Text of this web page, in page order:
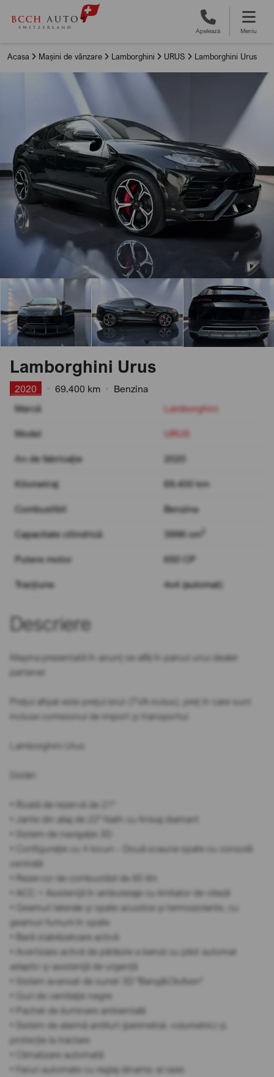
Apelează Meniu
Acasa Mașini de vânzare Lamborghini URUS Lamborghini Urus
Lamborghini Urus
2020 69.400 km
Benzina
Marcă
Lamborghini
Model URUS
An de fabricație 2020
Kilometraj 69.400 km
Combustibil Benzina
Capacitate cilindrică 3996 cm
Putere motor 650 CP
Tracțiune 4x4 (automat)
Descriere
Mașina prezentată în anunț se află în parcul unui dealer
partener.
Prețul afișat este prețul brut (TVA inclus), preț în care sunt
incluse comisionul de import și transportul.
Lamborghini Urus
Dotări:
• Roată de rezervă de 21"
• Jante din aliaj de 22" Nath cu finisaj diamant
• Sistem de navigație 3D
• Configurație cu 4 locuri – Două scaune spate cu consolă
centrală
• Rezervor de combustibil de 85 litri
• ACC + Asistență în ambuteiaje cu limitator de viteză
• Geamuri laterale și spate acustice și termoizolante, cu
geamuri fumurii în spate
• Bară stabilizatoare activă
• Avertizare activă de părăsire a benzii cu pilot automat
adaptiv și asistență de urgență
• Sistem avansat de sunet 3D "Bang&Olufsen"
• Guri de ventilație negre
• Pachet de iluminare ambientală
• Sistem de alarmă antifurt (perimetral, volumetric) și
protecție la tractare
• Climatizare automată
• Faruri automate cu reglaj dinamic al razei